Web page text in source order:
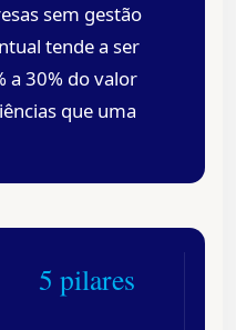
sem gestão
tende a ser
a 30% do valor
que uma
5 pilares